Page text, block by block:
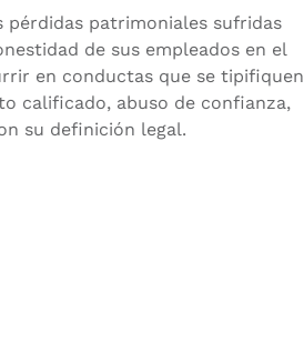
pérdidas patrimoniales sufridas
de sus empleados en el
en conductas que se tipifiquen
calificado, abuso de confianza,
su definición legal.